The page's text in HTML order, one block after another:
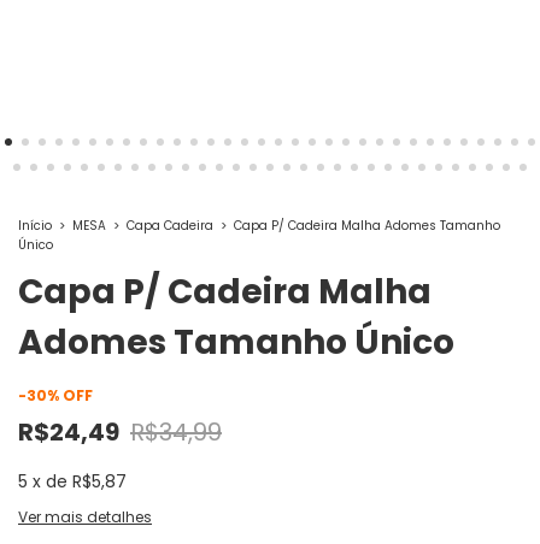
Início > MESA > Capa Cadeira > Capa P/ Cadeira Malha Adomes Tamanho
Único
Capa P/ Cadeira Malha
Adomes Tamanho Único
-30% OFF
R$24,49 R$34,99
5 x de R$5,87
Ver mais detalhes